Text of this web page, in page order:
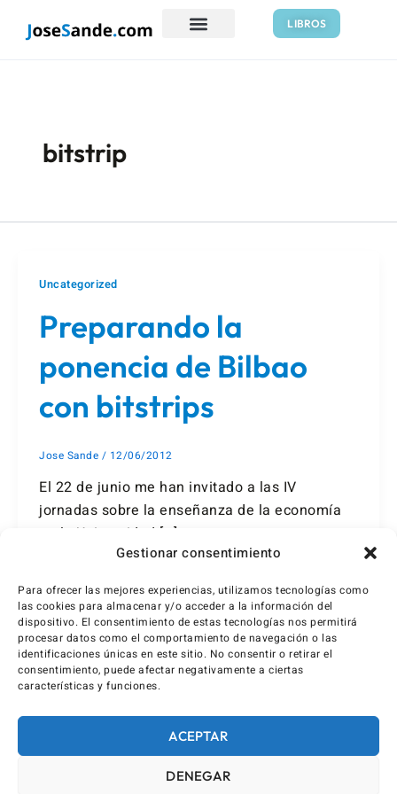
Gestionar consentimiento
Para ofrecer las mejores experiencias, utilizamos tecnologías como
las cookies para almacenar y/o acceder a la información del
dispositivo. El consentimiento de estas tecnologías nos permitirá
procesar datos como el comportamiento de navegación o las
identificaciones únicas en este sitio. No consentir o retirar el
consentimiento, puede afectar negativamente a ciertas
características y funciones.
ACEPTAR
DENEGAR
LIBROS
bitstrip
Uncategorized
Preparando la
ponencia de Bilbao
con bitstrips
Jose Sande / 12/06/2012
El 22 de junio me han invitado a las IV
jornadas sobre la enseñanza de la economía
en la Universidad […]